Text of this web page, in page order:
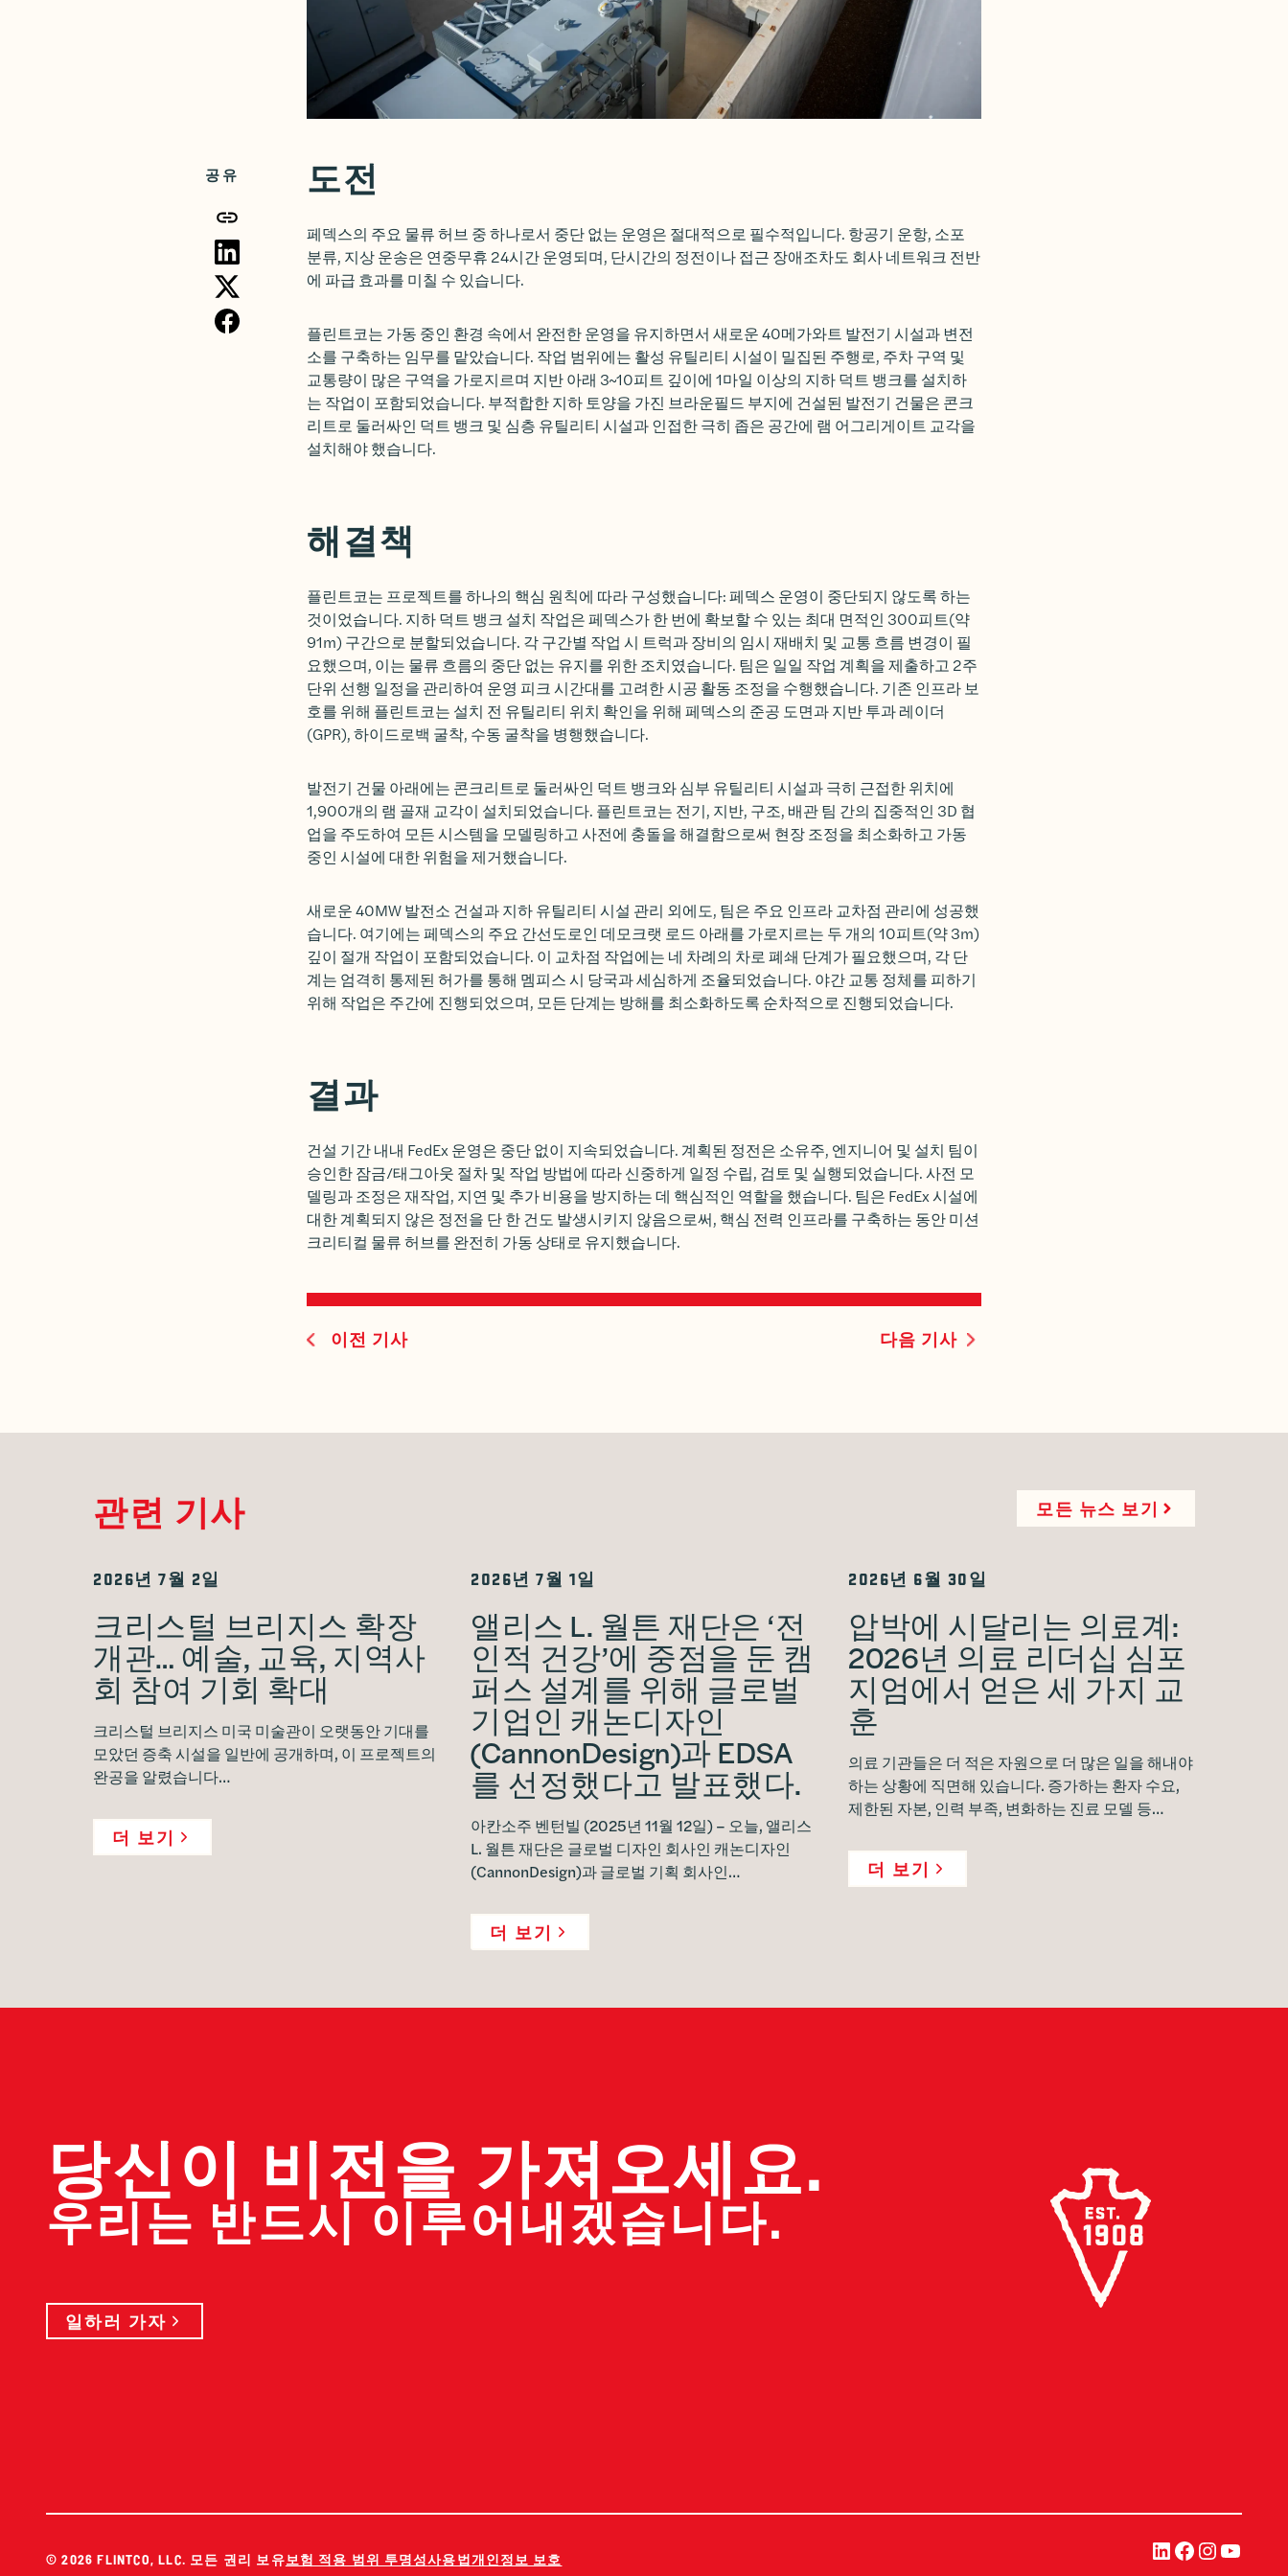
공유 도전
페덱스의 주요 물류 허브 중 하나로서 중단 없는 운영은 절대적으로 필수적입니다. 항공기 운항, 소포
분류, 지상 운송은 연중무휴 24시간 운영되며, 단시간의 정전이나 접근 장애조차도 회사 네트워크 전반
에 파급 효과를 미칠 수 있습니다.
플린트코는 가동 중인 환경 속에서 완전한 운영을 유지하면서 새로운 40메가와트 발전기 시설과 변전
소를 구축하는 임무를 맡았습니다. 작업 범위에는 활성 유틸리티 시설이 밀집된 주행로, 주차 구역 및
교통량이 많은 구역을 가로지르며 지반 아래 3~10피트 깊이에 1마일 이상의 지하 덕트 뱅크를 설치하
는 작업이 포함되었습니다. 부적합한 지하 토양을 가진 브라운필드 부지에 건설된 발전기 건물은 콘크
리트로 둘러싸인 덕트 뱅크 및 심층 유틸리티 시설과 인접한 극히 좁은 공간에 램 어그리게이트 교각을
설치해야 했습니다.
해결책
플린트코는 프로젝트를 하나의 핵심 원칙에 따라 구성했습니다: 페덱스 운영이 중단되지 않도록 하는
것이었습니다. 지하 덕트 뱅크 설치 작업은 페덱스가 한 번에 확보할 수 있는 최대 면적인 300피트(약
91m) 구간으로 분할되었습니다. 각 구간별 작업 시 트럭과 장비의 임시 재배치 및 교통 흐름 변경이 필
요했으며, 이는 물류 흐름의 중단 없는 유지를 위한 조치였습니다. 팀은 일일 작업 계획을 제출하고 2주
단위 선행 일정을 관리하여 운영 피크 시간대를 고려한 시공 활동 조정을 수행했습니다. 기존 인프라 보
호를 위해 플린트코는 설치 전 유틸리티 위치 확인을 위해 페덱스의 준공 도면과 지반 투과 레이더
(GPR), 하이드로백 굴착, 수동 굴착을 병행했습니다.
발전기 건물 아래에는 콘크리트로 둘러싸인 덕트 뱅크와 심부 유틸리티 시설과 극히 근접한 위치에
1,900개의 램 골재 교각이 설치되었습니다. 플린트코는 전기, 지반, 구조, 배관 팀 간의 집중적인 3D 협
업을 주도하여 모든 시스템을 모델링하고 사전에 충돌을 해결함으로써 현장 조정을 최소화하고 가동
중인 시설에 대한 위험을 제거했습니다.
새로운 40MW 발전소 건설과 지하 유틸리티 시설 관리 외에도, 팀은 주요 인프라 교차점 관리에 성공했
습니다. 여기에는 페덱스의 주요 간선도로인 데모크랫 로드 아래를 가로지르는 두 개의 10피트(약 3m)
깊이 절개 작업이 포함되었습니다. 이 교차점 작업에는 네 차례의 차로 폐쇄 단계가 필요했으며, 각 단
계는 엄격히 통제된 허가를 통해 멤피스 시 당국과 세심하게 조율되었습니다. 야간 교통 정체를 피하기
위해 작업은 주간에 진행되었으며, 모든 단계는 방해를 최소화하도록 순차적으로 진행되었습니다.
결과
건설 기간 내내 FedEx 운영은 중단 없이 지속되었습니다. 계획된 정전은 소유주, 엔지니어 및 설치 팀이
승인한 잠금/태그아웃 절차 및 작업 방법에 따라 신중하게 일정 수립, 검토 및 실행되었습니다. 사전 모
델링과 조정은 재작업, 지연 및 추가 비용을 방지하는 데 핵심적인 역할을 했습니다. 팀은 FedEx 시설에
대한 계획되지 않은 정전을 단 한 건도 발생시키지 않음으로써, 핵심 전력 인프라를 구축하는 동안 미션
크리티컬 물류 허브를 완전히 가동 상태로 유지했습니다.
이전 기사 다음 기사
관련 기사 모든 뉴스 보기
2026년 7월 2일
크리스털 브리지스 확장
개관… 예술, 교육, 지역사
회 참여 기회 확대
크리스털 브리지스 미국 미술관이 오랫동안 기대를
모았던 증축 시설을 일반에 공개하며, 이 프로젝트의
완공을 알렸습니다…
더 보기
2026년 7월 1일
앨리스 L. 월튼 재단은 ‘전
인적 건강’에 중점을 둔 캠
퍼스 설계를 위해 글로벌
기업인 캐논디자인
(CannonDesign)과 EDSA
를 선정했다고 발표했다.
아칸소주 벤턴빌 (2025년 11월 12일) – 오늘, 앨리스
L. 월튼 재단은 글로벌 디자인 회사인 캐논디자인
(CannonDesign)과 글로벌 기획 회사인…
더 보기
2026년 6월 30일
압박에 시달리는 의료계:
2026년 의료 리더십 심포
지엄에서 얻은 세 가지 교
훈
의료 기관들은 더 적은 자원으로 더 많은 일을 해내야
하는 상황에 직면해 있습니다. 증가하는 환자 수요,
제한된 자본, 인력 부족, 변화하는 진료 모델 등…
더 보기
당신이 비전을 가져오세요.
우리는 반드시 이루어내겠습니다.
일하러 가자
© 2026 FLINTCO, LLC. 모든 권리 보유보험 적용 범위 투명성사용법개인정보 보호 링크드인
페이스북
인스타
유튜브